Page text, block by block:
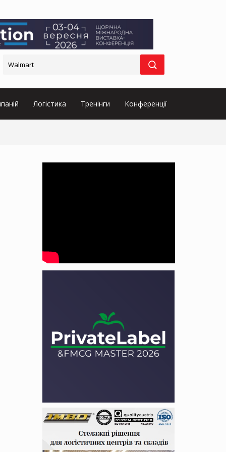
Логістика Тренінги Конференції